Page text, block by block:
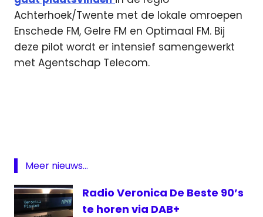
Achterhoek/Twente met de lokale omroepen
Enschede FM, Gelre FM en Optimaal FM. Bij
deze pilot wordt er intensief samengewerkt
met Agentschap Telecom.
lokale
omroep
Meer nieuws...
Radio Veronica De Beste 90’s
te horen via DAB+